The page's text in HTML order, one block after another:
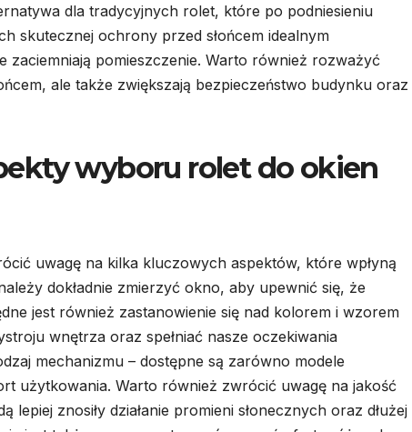
dla tradycyjnych rolet, które po podniesieniu
skutecznej ochrony przed słońcem idealnym
zaciemniają pomieszczenie. Warto również rozważyć
ale także zwiększają bezpieczeństwo budynku oraz
wyboru rolet do okien
uwagę na kilka kluczowych aspektów, które wpłyną
dokładnie zmierzyć okno, aby upewnić się, że
jest również zastanowienie się nad kolorem i wzorem
wnętrza oraz spełniać nasze oczekiwania
mechanizmu – dostępne są zarówno modele
użytkowania. Warto również zwrócić uwagę na jakość
znosiły działanie promieni słonecznych oraz dłużej